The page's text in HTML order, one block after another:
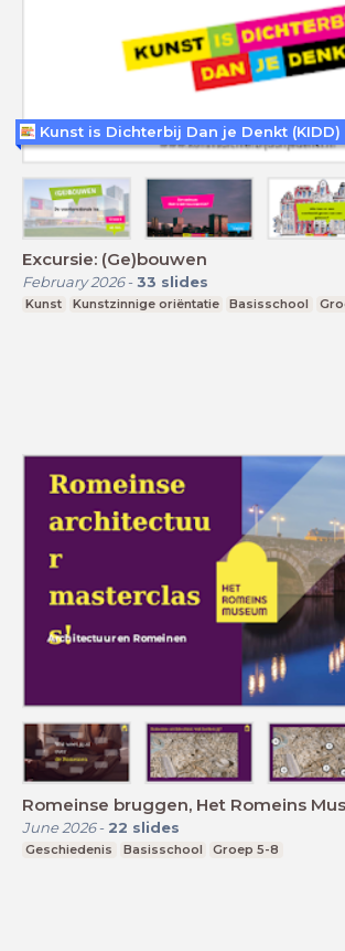
Excursie: (Ge)bouwen
February 2026- 33 slides
Kunst Kunstzinnige oriëntatie Basisschool
Kunst is Dichterbij Dan je Denkt (KIDD)
Romeinse bruggen, Het Romeins
June 2026- 22 slides
Geschiedenis Basisschool Groep 5-8